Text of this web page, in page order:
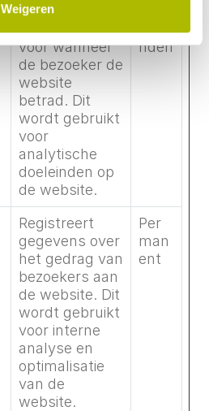
Weigeren
Stelt een
tijdstempel in
voor wanneer
de bezoeker de
website
betrad. Dit
wordt gebruikt
voor
analytische
doeleinden op
de website.
maa
nden
Registreert
gegevens over
het gedrag van
bezoekers aan
de website. Dit
wordt gebruikt
voor interne
analyse en
optimalisatie
van de
website.
Per
man
ent